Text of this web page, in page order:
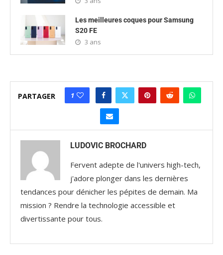
Les meilleures coques pour Samsung
S20 FE
3 ans
PARTAGER 1
LUDOVIC BROCHARD
Fervent adepte de l'univers high-tech,
j'adore plonger dans les dernières
tendances pour dénicher les pépites de demain. Ma
mission ? Rendre la technologie accessible et
divertissante pour tous.